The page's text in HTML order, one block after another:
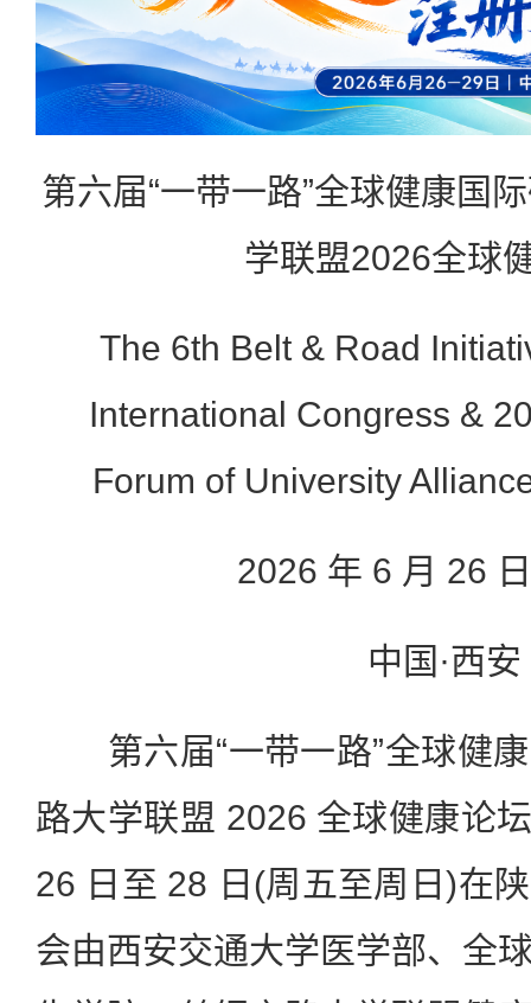
第六届“一带一路”全球健康国
学联盟2026全球
The 6th Belt & Road
International Congress &
Forum of University
2026 年 6 月 26
中国·西安
第六届“一带一路”全球健康
路大学联盟 2026 全球健康论
26 日至 28 日(周五至周日)在
会由西安交通大学医学部、全